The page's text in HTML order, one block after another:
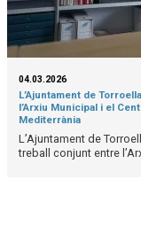
04.03.2026
L’Ajuntament de
l’Arxiu Municipal i el
Mediterrània
L’Ajuntament de
treball conjunt entre